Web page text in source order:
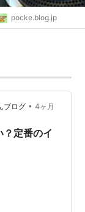
pocke.blog.jp
ブログ • 4ヶ月
定番のイ